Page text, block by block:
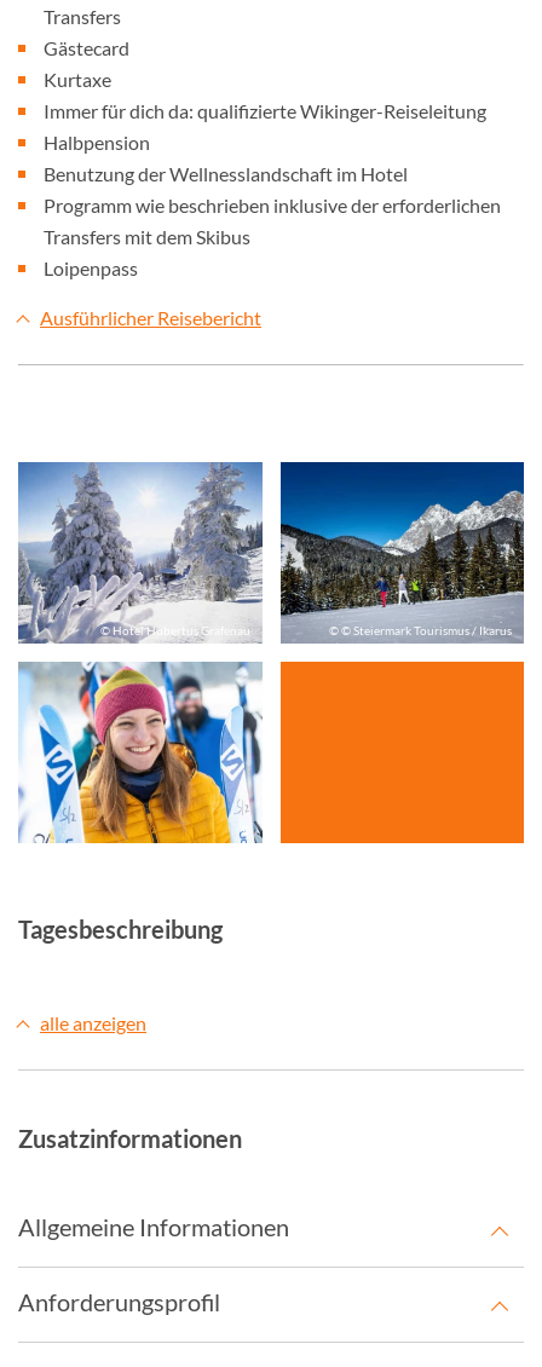
Transfers
Gästecard
Kurtaxe
Immer für dich da: qualifizierte Wikinger-Reiseleitung
Halbpension
Benutzung der Wellnesslandschaft im Hotel
Programm wie beschrieben inklusive der erforderlichen
Transfers mit dem Skibus
Loipenpass
Ausführlicher Reisebericht
© Hotel Hubertus Grafenau © © Steiermark Tourismus / Ikarus
©
Tagesbeschreibung
alle anzeigen
Zusatzinformationen
Allgemeine Informationen
Anforderungsprofil